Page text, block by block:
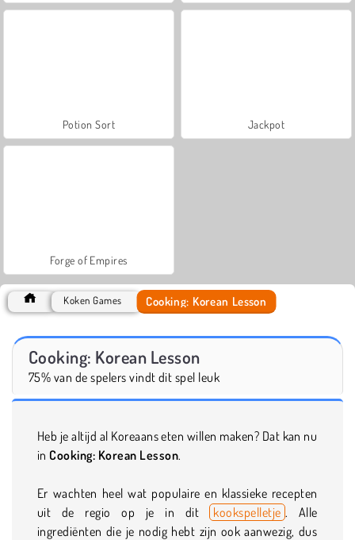
Potion Sort Jackpot
Forge of Empires
Koken Games Cooking: Korean Lesson
Cooking: Korean Lesson
75% van de spelers vindt dit spel leuk
Heb je altijd al Koreaans eten willen maken? Dat kan nu
in Cooking: Korean Lesson.
Er wachten heel wat populaire en klassieke recepten
uit de regio op je in dit kookspelletje . Alle
ingrediënten die je nodig hebt zijn ook aanwezig, dus